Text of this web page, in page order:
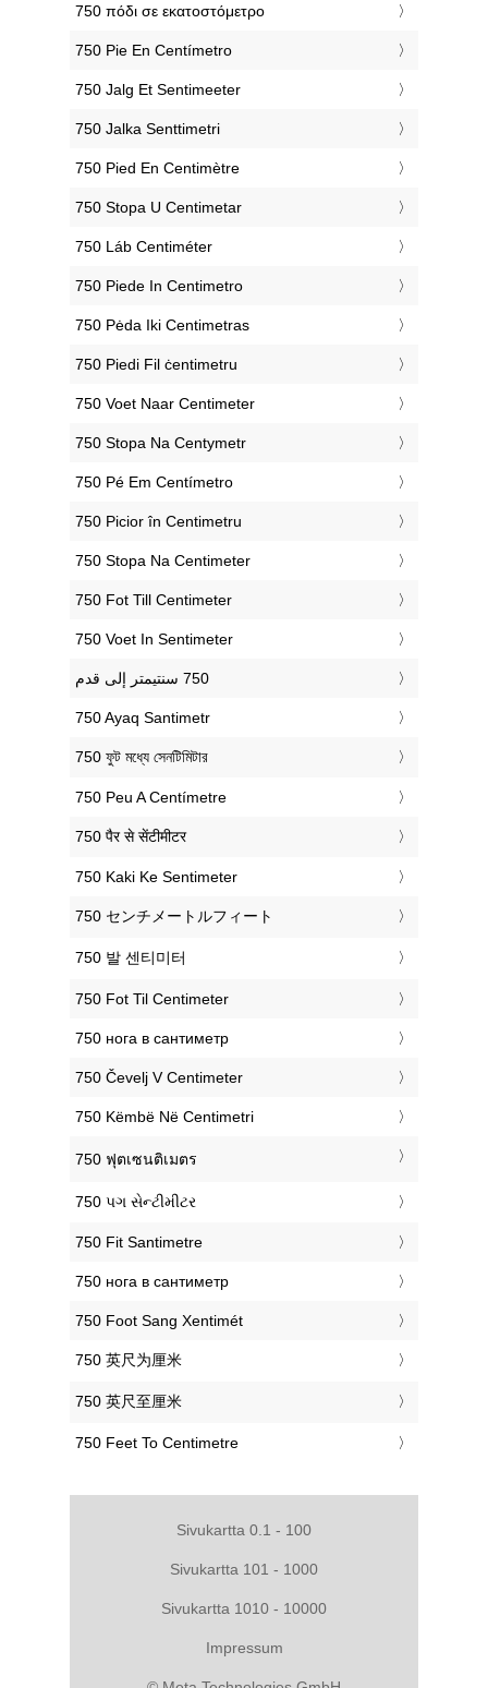
‎750 πόδι σε εκατοστόμετρο
‎750 Pie En Centímetro
‎750 Jalg Et Sentimeeter
‎750 Jalka Senttimetri
‎750 Pied En Centimètre
‎750 Stopa U Centimetar
‎750 Láb Centiméter
‎750 Piede In Centimetro
‎750 Pėda Iki Centimetras
‎750 Piedi Fil ċentimetru
‎750 Voet Naar Centimeter
‎750 Stopa Na Centymetr
‎750 Pé Em Centímetro
‎750 Picior în Centimetru
‎750 Stopa Na Centimeter
‎750 Fot Till Centimeter
‎750 Voet In Sentimeter
‎750 Ayaq Santimetr
‎750 ফুট মধ্যে সেনটিমিটার
‎750 Peu A Centímetre
‎750 पैर से सेंटीमीटर
‎750 Kaki Ke Sentimeter
‎750 センチメートルフィート
‎750 발 센티미터
‎750 Fot Til Centimeter
‎750 нога в сантиметр
‎750 Čevelj V Centimeter
‎750 Këmbë Në Centimetri
‎750 ฟุตเซนติเมตร
‎750 પગ સેન્ટીમીટર
‎750 Fit Santimetre
‎750 нога в сантиметр
‎750 Foot Sang Xentimét
‎750 英尺为厘米
‎750 英尺至厘米
‎750 Feet To Centimetre
Sivukartta 0.1 - 100
Sivukartta 101 - 1000
Sivukartta 1010 - 10000
Impressum